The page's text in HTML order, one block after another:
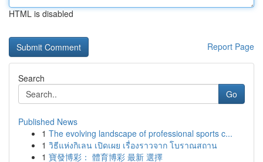
HTML is disabled
Report Page
Search
Go
Published News
1 The evolving landscape of professional sports c...
1 วิธีแห่งกิเลน เปิดเผย เรื่องราวจาก โบราณสถาน
1 寶發博彩： 體育博彩 最新 選擇